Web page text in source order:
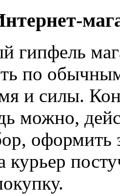
гипфель
по
и силы.
можно,
оформить
курьер